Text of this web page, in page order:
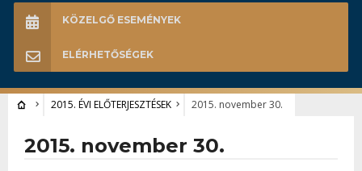
KÖZELGŐ ESEMÉNYEK
ELÉRHETŐSÉGEK
2015. ÉVI ELŐTERJESZTÉSEK 2015. november 30.
2015. november 30.